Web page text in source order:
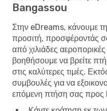
Bangassou
Στην eDreams, κάνουμε
προσιτή, προσφέροντάς
από χιλιάδες αεροπορικές
βοηθήσουμε να βρείτε
στις καλύτερες τιμές.
συμβουλές για να
επόμενη πτήση σας